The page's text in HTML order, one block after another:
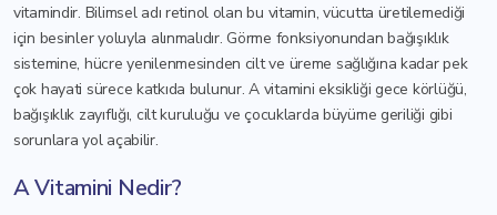
vitamindir. Bilimsel adı retinol olan bu vitamin, vücutta üretilemediği
için besinler yoluyla alınmalıdır. Görme fonksiyonundan bağışıklık
sistemine, hücre yenilenmesinden cilt ve üreme sağlığına kadar pek
çok hayati sürece katkıda bulunur. A vitamini eksikliği gece körlüğü,
bağışıklık zayıflığı, cilt kuruluğu ve çocuklarda büyüme geriliği gibi
sorunlara yol açabilir.
A Vitamini Nedir?